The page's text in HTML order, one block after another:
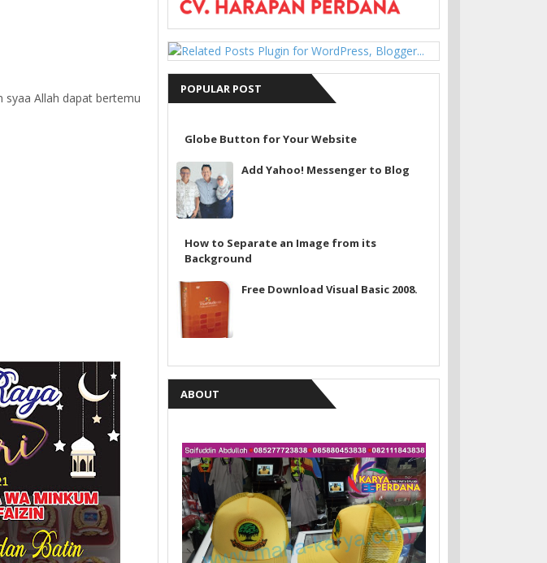
syaa Allah dapat bertemu
POPULAR POST
Globe Button for Your Website
Add Yahoo! Messenger to Blog
How to Separate an Image from its
Background
Free Download Visual Basic 2008.
ABOUT